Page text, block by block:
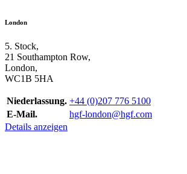
London
5. Stock,
21 Southampton Row,
London,
WC1B 5HA
Niederlassung. +44 (0)207 776 5100
E-Mail.
hgf-london@hgf.com
Details anzeigen